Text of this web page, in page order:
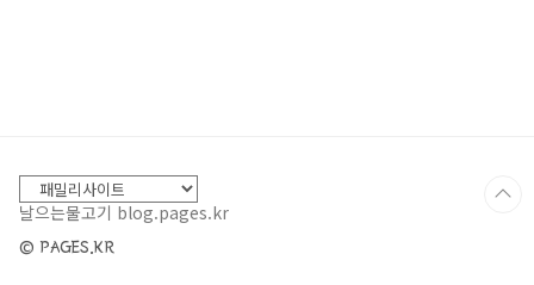
날으는물고기 blog.pages.kr
© PAGES.KR